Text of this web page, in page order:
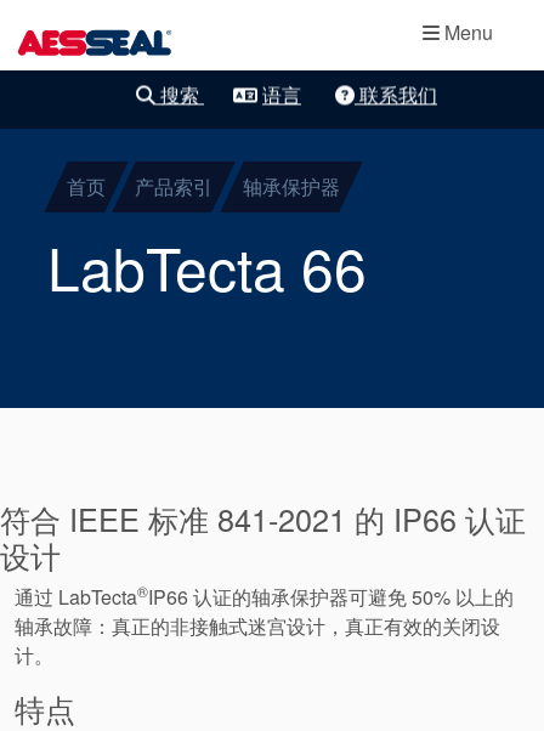
Menu
轴承保护器
集装式机械密
封
两部件密封
干气密封
密封辅助系统
搜索 语言 联系我们
首页 产品索引 轴承保护器
LabTecta 66
符合 IEEE 标准 841-2021 的 IP66 认证
设计
通过 LabTecta®IP66 认证的轴承保护器可避免 50% 以上的
轴承故障：真正的非接触式迷宫设计，真正有效的关闭设
计。
特点